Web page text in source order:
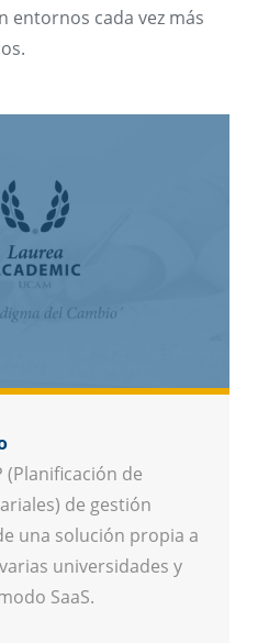
entornos cada vez más
(Planificación de
de gestión
una solución propia a
universidades y
SaaS.